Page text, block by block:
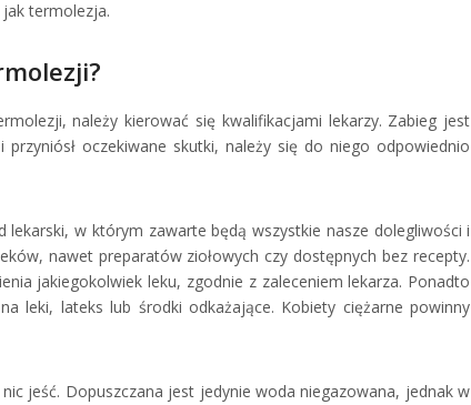
termolezja.
należy kierować się kwalifikacjami lekarzy. Zabieg jest
przyniósł oczekiwane skutki, należy się do niego odpowiednio
w którym zawarte będą wszystkie nasze dolegliwości i
nawet preparatów ziołowych czy dostępnych bez recepty.
jakiegokolwiek leku, zgodnie z zaleceniem lekarza. Ponadto
leki, lateks lub środki odkażające. Kobiety ciężarne powinny
jeść. Dopuszczana jest jedynie woda niegazowana, jednak w